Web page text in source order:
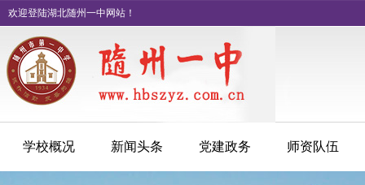
欢迎登陆湖北随州一中网站！
学校概况 新闻头条 党建政务 师资队伍